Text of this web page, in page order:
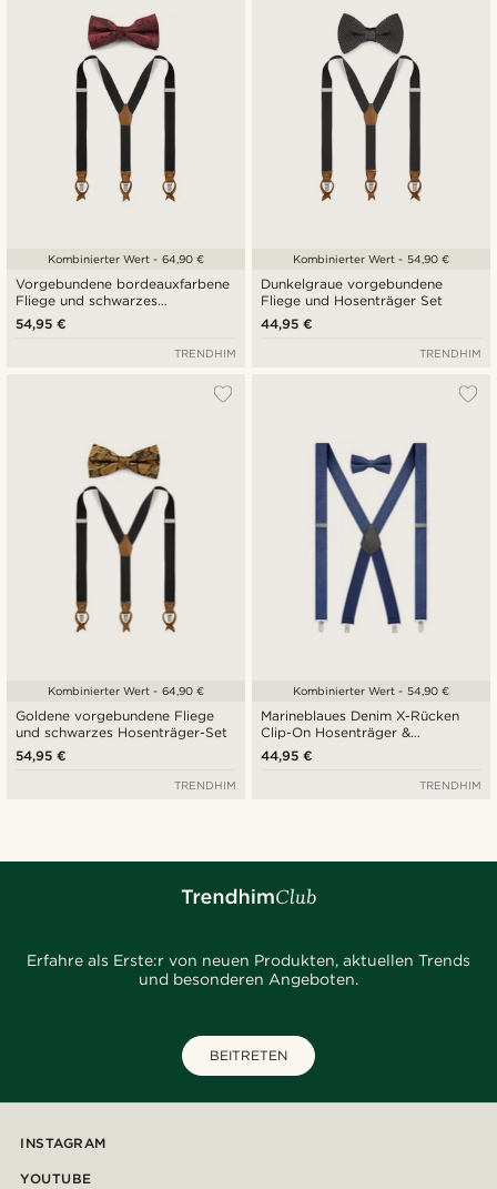
Vorgebundene bordeauxfarbene
Fliege und schwarzes
Hosenträger-Set
54,95 €
Kombinierter Wert - 64,90 €
TRENDHIM
Dunkelgraue vorgebundene
Fliege und Hosenträger Set
44,95 €
Kombinierter Wert - 54,90 €
TRENDHIM
Goldene vorgebundene Fliege
und schwarzes Hosenträger-Set
54,95 €
Kombinierter Wert - 64,90 €
TRENDHIM
Marineblaues Denim X-Rücken
Clip-On Hosenträger &
Vorgebundene Fliege Set
44,95 €
Kombinierter Wert - 54,90 €
TRENDHIM
Erfahre als Erste:r von neuen Produkten, aktuellen Trends
und besonderen Angeboten.
BEITRETEN
INSTAGRAM
YOUTUBE